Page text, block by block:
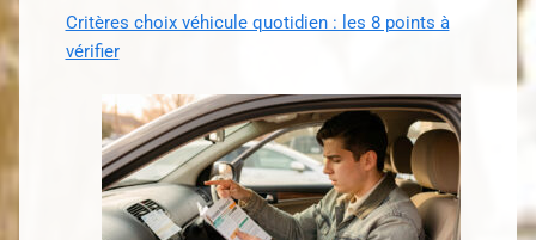
Critères choix véhicule quotidien : les 8 points à
vérifier